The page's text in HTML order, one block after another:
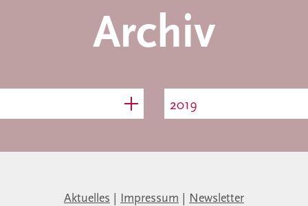
Archiv
2019
Aktuelles Impressum Newsletter